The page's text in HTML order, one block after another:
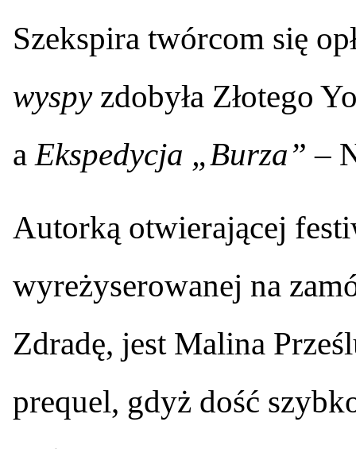
Szekspira twórcom się
wyspyzdobyła Złotego
aEkspedycja „Burza” –
Autorką otwierającej
wyreżyserowanej na
Zdradę, jest Malina
prequel, gdyż dość